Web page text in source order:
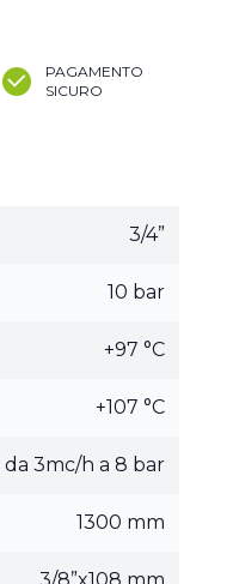
PAGAMENTO
SICURO
3/4”
10 bar
+97 °C
+107 °C
3mc/h a 8 bar
1300 mm